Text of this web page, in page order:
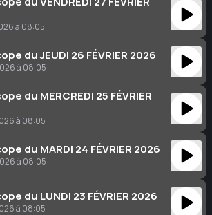
à 08:05
du JEUDI 26 FÉVRIER 2026
à 08:05
du MERCREDI 25 FÉVRIER
à 08:05
du MARDI 24 FÉVRIER 2026
à 08:05
du LUNDI 23 FÉVRIER 2026
à 08:05